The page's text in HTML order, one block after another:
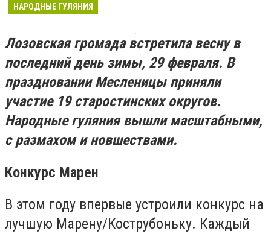
НАРОДНЫЕ ГУЛЯНИЯ
Лозовская громада встретила весну в
последний день зимы, 29 февраля. В
праздновании Месленицы приняли
участие 19 старостинских округов.
Народные гуляния вышли масштабными,
с размахом и новшествами.
Конкурс Марен
В этом году впервые устроили конкурс на
лучшую Марену/Кострубоньку. Каждый